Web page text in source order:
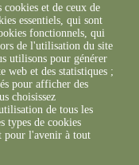
et de ceux de
essentiels, qui sont
fonctionnels, qui
de l'utilisation du site
utilisons pour générer
web et des statistiques ;
pour afficher des
choisissez
de tous les
types de cookies
pour l'avenir à tout